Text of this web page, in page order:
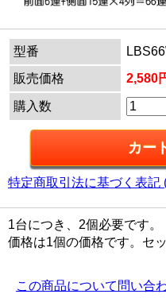
型番
販売価格
2,580
購入数
特定商取引法に基づく表記
1台につき、2個必要です。
価格は1個の価格です。セ
この商品について問い合